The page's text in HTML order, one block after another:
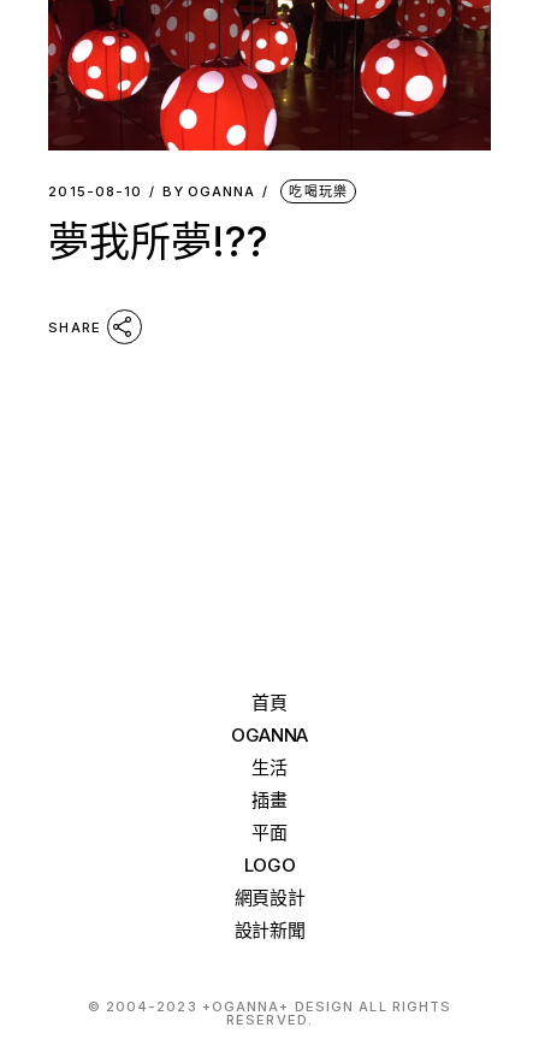
2015-08-10 BY OGANNA 吃喝玩樂
夢我所夢!??
SHARE
首頁
OGANNA
生活
插畫
平面
LOGO
網頁設計
設計新聞
© 2004-2023 +OGANNA+ DESIGN ALL RIGHTS
RESERVED.